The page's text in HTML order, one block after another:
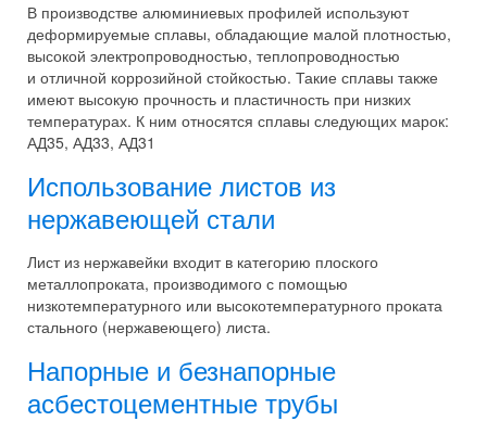
В производстве алюминиевых профилей используют
деформируемые сплавы, обладающие малой плотностью,
высокой электропроводностью, теплопроводностью
и отличной коррозийной стойкостью. Такие сплавы также
имеют высокую прочность и пластичность при низких
температурах. К ним относятся сплавы следующих марок:
АД35, АД33, АД31
Использование листов из
нержавеющей стали
Лист из нержавейки входит в категорию плоского
металлопроката, производимого с помощью
низкотемпературного или высокотемпературного проката
стального (нержавеющего) листа.
Напорные и безнапорные
асбестоцементные трубы